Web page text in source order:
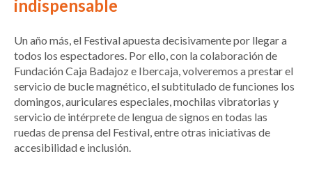
indispensable
Un año más, el Festival apuesta decisivamente por llegar a
todos los espectadores. Por ello, con la colaboración de
Fundación Caja Badajoz e Ibercaja, volveremos a prestar el
servicio de bucle magnético, el subtitulado de funciones los
domingos, auriculares especiales, mochilas vibratorias y
servicio de intérprete de lengua de signos en todas las
ruedas de prensa del Festival, entre otras iniciativas de
accesibilidad e inclusión.